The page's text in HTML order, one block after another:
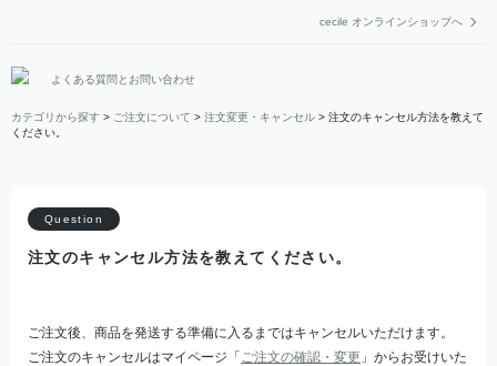
cecile オンラインショップへ
よくある質問とお問い合わせ
カテゴリから探す > ご注文について > 注文変更・キャンセル > 注文のキャンセル方法を教えて
ください。
注文のキャンセル方法を教えてください。
ご注文後、商品を発送する準備に入るまではキャンセルいただけます。
ご注文のキャンセルはマイページ「 ご注文の確認・変更 」からお受けいた